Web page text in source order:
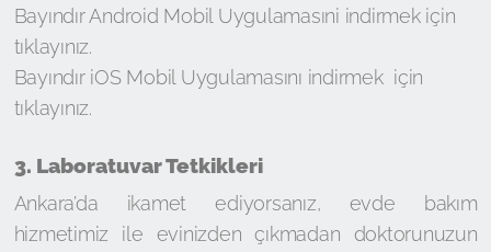
Bayındır Android Mobil Uygulamasıni indirmek için
tıklayınız.
Bayındır iOS Mobil Uygulamasını indirmek için
tıklayınız.
3. Laboratuvar Tetkikleri
Ankara’da ikamet ediyorsanız, evde bakım
hizmetimiz ile evinizden çıkmadan doktorunuzun